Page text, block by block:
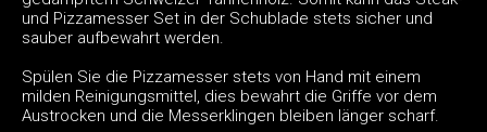
und Pizzamesser Set in der Schublade stets sicher und
sauber aufbewahrt werden.
Spülen Sie die Pizzamesser stets von Hand mit einem
milden Reinigungsmittel, dies bewahrt die Griffe vor dem
Austrocken und die Messerklingen bleiben länger scharf.